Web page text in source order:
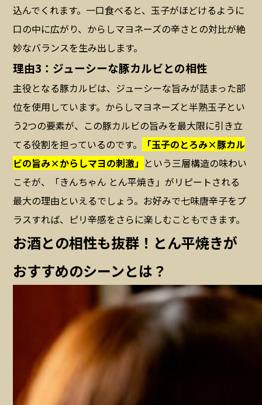
込んでくれます。一口食べると、玉子がほどけるように
口の中に広がり、からしマヨネーズの辛さとの対比が絶
妙なバランスを生み出します。
理由3：ジューシーな豚カルビとの相性
主役となる豚カルビは、ジューシーな旨みが詰まった部
位を使用しています。からしマヨネーズと半熟玉子とい
う2つの要素が、この豚カルビの旨みを最大限に引き立
てる役割を担っているのです。
「玉子のとろみ×豚カル
ビの旨み×からしマヨの刺激」 という三層構造の味わい
こそが、「きんちゃん とん平焼き」がリピートされる
最大の理由といえるでしょう。お好みで七味唐辛子をプ
ラスすれば、ピリ辛感をさらに楽しむこともできます。
お酒との相性も抜群！とん平焼きが
おすすめのシーンとは？